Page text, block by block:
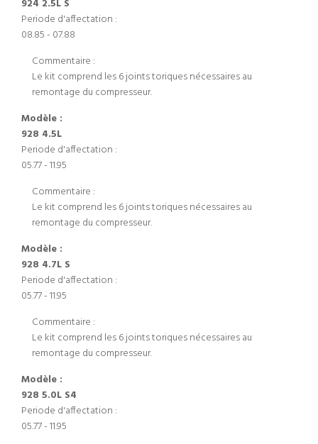
924 2.5L S
Periode d'affectation :
08.85 - 07.88
Commentaire :
Le kit comprend les 6 joints toriques nécessaires au
remontage du compresseur.
Modèle :
928 4.5L
Periode d'affectation :
05.77 - 11.95
Commentaire :
Le kit comprend les 6 joints toriques nécessaires au
remontage du compresseur.
Modèle :
928 4.7L S
Periode d'affectation :
05.77 - 11.95
Commentaire :
Le kit comprend les 6 joints toriques nécessaires au
remontage du compresseur.
Modèle :
928 5.0L S4
Periode d'affectation :
05.77 - 11.95